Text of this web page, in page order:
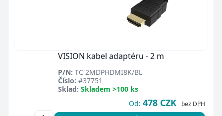
VISION kabel adaptéru - 2 m
P/N: TC 2MDPHDMI8K/BL
Číslo: #37751
Sklad: Skladem >100 ks
Od: 478 CZK bez DPH